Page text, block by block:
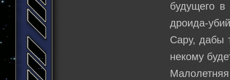
будущего
дроида-
Сару, дабы
некому